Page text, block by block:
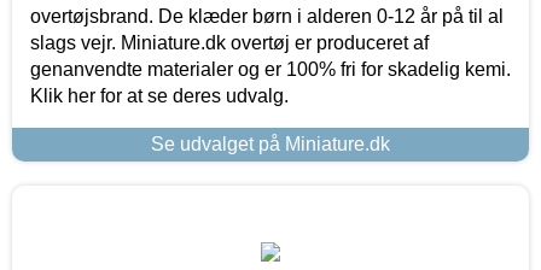
overtøjsbrand. De klæder børn i alderen 0-12 år på til al
slags vejr. Miniature.dk overtøj er produceret af
genanvendte materialer og er 100% fri for skadelig kemi.
Klik her for at se deres udvalg.
Se udvalget på Miniature.dk